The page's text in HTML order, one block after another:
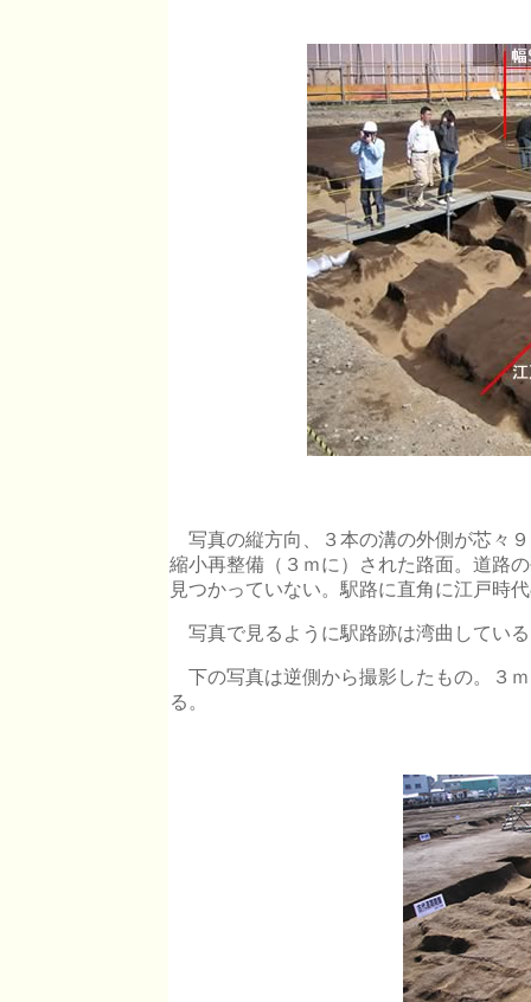
写真の縦方向、３本の溝の外側が芯々
縮小再整備（３ｍに）された路面。道路
見つかっていない。駅路に直角に江戸時
写真で見るように駅路跡は湾曲してい
下の写真は逆側から撮影したもの。３
る。